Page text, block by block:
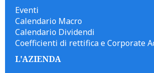
Eventi
Calendario Macro
Calendario Dividendi
Coefficienti di rettifica e Corporate
L'AZIENDA